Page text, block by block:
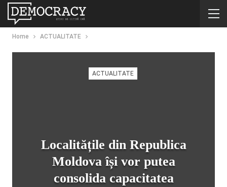
Home ACTUALITATE
ACTUALITATE
Localitățile din Republica
Moldova își vor putea
consolida capacitatea